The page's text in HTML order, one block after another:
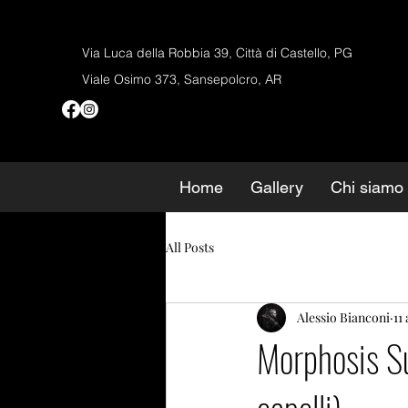
Via Luca della Robbia 39, Città di Castello, PG
Viale Osimo 373, Sansepolcro, AR
Home Gallery Chi siamo
All Posts
Morphosis
Alessio Bianconi